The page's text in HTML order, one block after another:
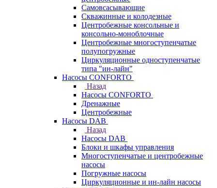
Самовсасывающие
Скважинные и колодезные
Центробежные консольные и
консольно-моноблочные
Центробежные многоступенчатые
полупогружные
Циркуляционные одноступенчатые
типа "ин-лайн"
Насосы CONFORTO
Назад
Насосы CONFORTO
Дренажные
Центробежные
Насосы DAB
Назад
Насосы DAB
Блоки и шкафы управления
Многоступенчатые и центробежные
насосы
Погружные насосы
Циркуляционные и ин-лайн насосы